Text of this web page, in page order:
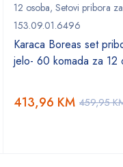
12 osoba, Setovi pribora
153.09.01.6496
Karaca Boreas set
jelo- 60 komada za 12
459,95
413,96 KM